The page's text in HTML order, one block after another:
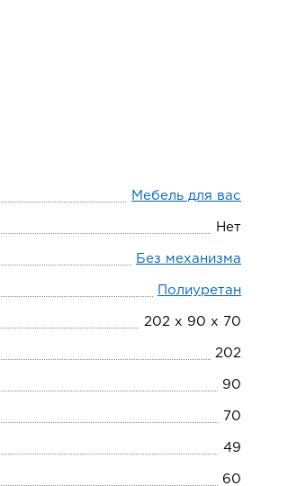
Мебель для вас
Нет
Без механизма
Полиуретан
202 х 90 х 70
202
90
70
49
60